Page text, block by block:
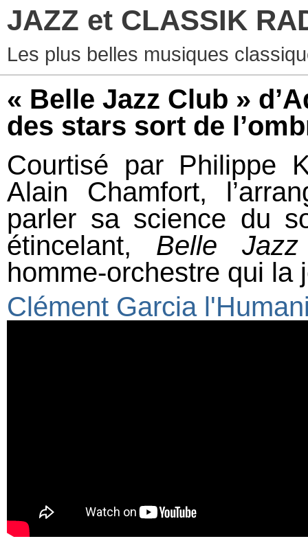
JAZZ et CLASSIK
Les plus belles musiques
« Belle Jazz Club »
des stars sort de
Courtisé par Philippe
Alain Chamfort,
parler sa science du
étincelant, Belle
homme-orchestre qui la
Clément Garcia